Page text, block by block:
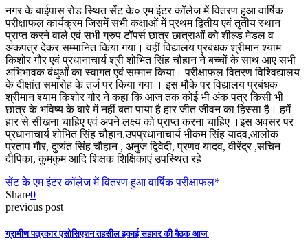
नगर के बाईपास रोड स्थित सेंट के० एम इंटर कॉलेज में वितरण हुआ वार्षिक
परीक्षाफल कार्यक्रम जिसमें सभी कक्षाओं में प्रथम द्वितीय एवं तृतीय स्थान
प्राप्त करने वाले एवं सभी ग्रुप टॉपर्स छात्र छात्राओं को शील्ड मेडल व
अंकपत्र देकर सम्मानित किया गया। वहीं विद्यालय प्रबंधक श्रीमान श्याम
किशोर गौर एवं प्रधानाचार्य श्री शोभित सिंह चौहान ने बच्चों के साथ आए सभी
अभिभावक बंधुओं का स्वागत एवं सम्मान किया। परीक्षाफल वितरण विश्विद्यालय
के दीक्षांत समारोह के तर्ज पर किया गया । इस मौके पर विद्यालय प्रबंधक
श्रीमान श्याम किशोर गौर ने कहा कि आज तक कोई भी अंक पत्र किसी भी
छात्र के भविष्य के बारे में नहीं बता पाया है हार जीत जीवन का हिस्सा है। हमें
हार से सीखना चाहिए एवं अपने लक्ष्य को प्राप्त करना चाहिए ।इस अवसर पर
प्रधानाचार्य शोभित सिंह चौहान,उपप्रधानाचार्य भीकम सिंह यादव,आलोक
प्रताप गौर, दुष्यंत सिंह चौहान , अनुज द्विवेदी, प्रणव यादव, वीरेंद्र ,सचिन
दीपिका, कुमकुम आदि शिक्षक शिक्षिकाएं उपस्थित रहे
सेंट के एम इंटर कॉलेज में वितरण हुआ वार्षिक परीक्षाफल*
Share0
previous post
ग्रामीण पत्रकार एसोसिएशन तहसील इकाई सहावर की बैठक आज